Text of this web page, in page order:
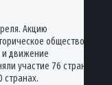
Акцию
общество,
и движение
участие 76 стран.
странах.